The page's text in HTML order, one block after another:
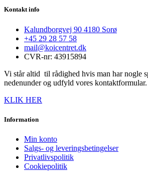
Kontakt info
Kalundborgvej 90 4180 Sorø
+45 29 28 57 58
mail@koicentret.dk
CVR-nr: 43915894
Vi står altid til rådighed hvis man har nogle
nedenunder og udfyld vores kontaktformular.
KLIK HER
Information
Min konto
Salgs- og leveringsbetingelser
Privatlivspolitik
Cookiepolitik